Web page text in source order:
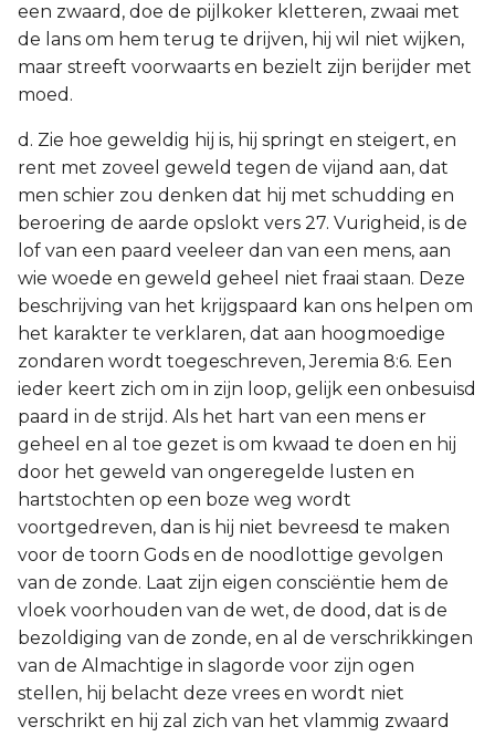
een zwaard, doe de pijlkoker kletteren, zwaai met
de lans om hem terug te drijven, hij wil niet wijken,
maar streeft voorwaarts en bezielt zijn berijder met
moed.
d. Zie hoe geweldig hij is, hij springt en steigert, en
rent met zoveel geweld tegen de vijand aan, dat
men schier zou denken dat hij met schudding en
beroering de aarde opslokt vers 27. Vurigheid, is de
lof van een paard veeleer dan van een mens, aan
wie woede en geweld geheel niet fraai staan. Deze
beschrijving van het krijgspaard kan ons helpen om
het karakter te verklaren, dat aan hoogmoedige
zondaren wordt toegeschreven, Jeremia 8:6. Een
ieder keert zich om in zijn loop, gelijk een onbesuisd
paard in de strijd. Als het hart van een mens er
geheel en al toe gezet is om kwaad te doen en hij
door het geweld van ongeregelde lusten en
hartstochten op een boze weg wordt
voortgedreven, dan is hij niet bevreesd te maken
voor de toorn Gods en de noodlottige gevolgen
van de zonde. Laat zijn eigen consciëntie hem de
vloek voorhouden van de wet, de dood, dat is de
bezoldiging van de zonde, en al de verschrikkingen
van de Almachtige in slagorde voor zijn ogen
stellen, hij belacht deze vrees en wordt niet
verschrikt en hij zal zich van het vlammig zwaard